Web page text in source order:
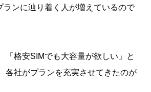
ランに辿り着く人が増えているので
「格安SIMでも大容量が欲しい」と
各社がプランを充実させてきたのが